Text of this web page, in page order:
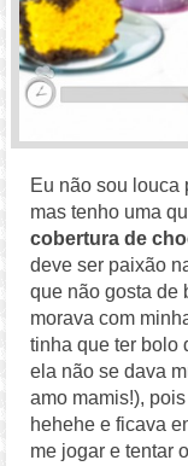
Eu não sou louca
mas tenho uma
cobertura de
deve ser paixão
que não gosta de
morava com
tinha que ter bolo
ela não se dava
amo mamis!),
hehehe e ficava
me jogar e tentar